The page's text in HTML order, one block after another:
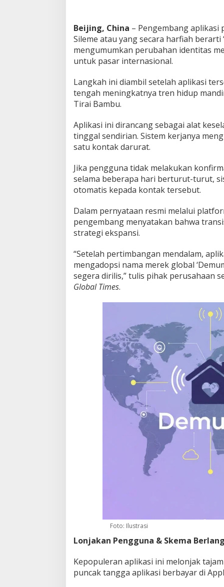
Beijing, China – Pengembang aplikasi
Sileme atau yang secara harfiah berarti
mengumumkan perubahan identitas
untuk pasar internasional.
Langkah ini diambil setelah aplikasi
tengah meningkatnya tren hidup
Tirai Bambu.
Aplikasi ini dirancang sebagai alat
tinggal sendirian. Sistem kerjanya
satu kontak darurat.
Jika pengguna tidak melakukan
selama beberapa hari berturut-turut,
otomatis kepada kontak tersebut.
Dalam pernyataan resmi melalui
pengembang menyatakan bahwa
strategi ekspansi.
“Setelah pertimbangan mendalam,
mengadopsi nama merek global
segera dirilis,” tulis pihak perusahaan
Global Times.
Foto: Ilustrasi
Lonjakan Pengguna & Skema
Kepopuleran aplikasi ini melonjak
puncak tangga aplikasi berbayar di